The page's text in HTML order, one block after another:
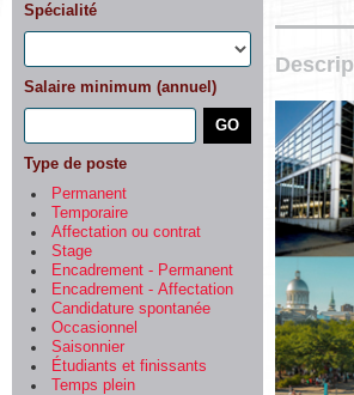
Spécialité
Salaire minimum (annuel)
Type de poste
Permanent
Temporaire
Affectation ou contrat
Stage
Encadrement - Permanent
Encadrement - Affectation
Candidature spontanée
Occasionnel
Saisonnier
Étudiants et finissants
Temps plein